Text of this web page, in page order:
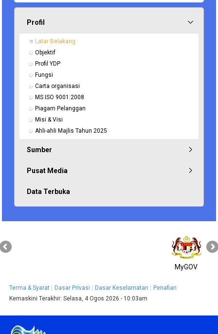
Profil
Latar Belakang
Objektif
Profil YDP
Fungsi
Carta organisasi
MS ISO 9001:2008
Piagam Pelanggan
Misi & Visi
Ahli-ahli Majlis Tahun 2025
Sumber
Pusat Media
Data Terbuka
MyGOV
Terma & Syarat Dasar Privasi Dasar Keselamatan
Penafian
Kemaskini Terakhir:Selasa, 4 Ogos 2026 - 10:03am